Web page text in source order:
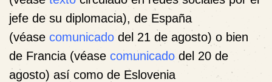
jefe de su diplomacia), de España
(véase comunicado del 21 de agosto) o bien
de Francia (véase comunicado del 20 de
agosto) así como de Eslovenia